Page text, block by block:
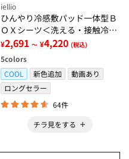
iellio
ひんやり冷感敷パッド一体型Ｂ
ＯＸシーツ＜洗える・接触冷
感・抗菌防臭・時短・家事楽・
ボックスシーツ・寝苦しさ対策
＞
¥2,691 ～ ¥4,220 (税込)
5colors
COOL
新色追加
動画あり
ロングセラー
64件
チラ見をする